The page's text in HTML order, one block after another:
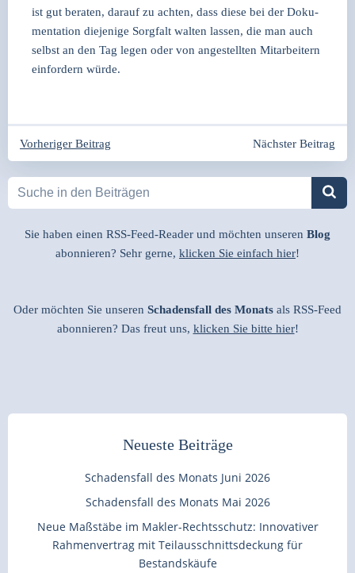
ist gut bera­ten, dar­auf zu ach­ten, dass die­se bei der Doku­
men­ta­ti­on die­je­ni­ge Sorg­falt wal­ten las­sen, die man auch
selbst an den Tag legen oder von ange­stell­ten Mit­ar­bei­tern
ein­for­dern wür­de.
Beitragsnavigation
Vorheriger Beitrag Beitragsnavigation
Nächster Beitrag
Sie haben einen RSS-Feed-Reader und möchten unseren Blog
abonnieren? Sehr gerne, klicken Sie einfach hier!
Oder möchten Sie unseren Schadensfall des Monats als RSS-Feed
abonnieren? Das freut uns, klicken Sie bitte hier!
Neueste Beiträge
Schadensfall des Monats Juni 2026
Schadensfall des Monats Mai 2026
Neue Maßstäbe im Makler-Rechtsschutz: Innovativer
Rahmenvertrag mit Teilausschnittsdeckung für
Bestandskäufe